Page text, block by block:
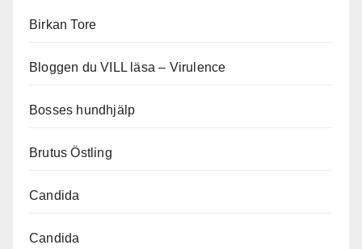
Birkan Tore
Bloggen du VILL läsa – Virulence
Bosses hundhjälp
Brutus Östling
Candida
Candida